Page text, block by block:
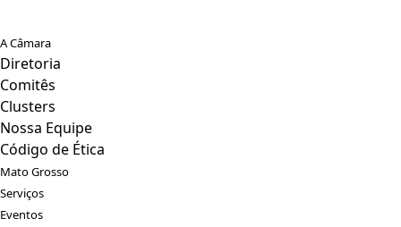
A Câmara
Diretoria
Comitês
Clusters
Nossa Equipe
Código de Ética
Mato Grosso
Serviços
Eventos